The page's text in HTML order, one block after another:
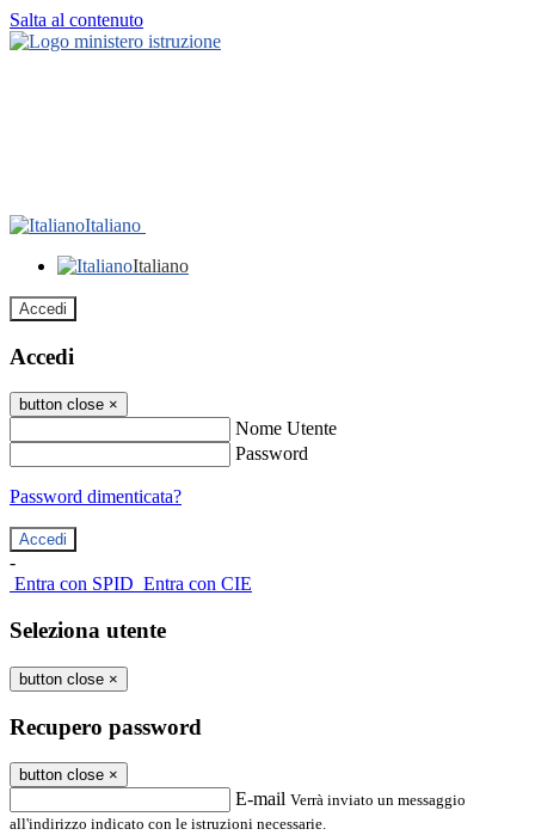
Salta al contenuto
Italiano
Italiano
Accedi
Accedi
button close ×
Nome Utente
Password
Password dimenticata?
-
Entra con SPID Entra con CIE
Seleziona utente
button close ×
Recupero password
button close ×
E-mail Verrà inviato un messaggio
all'indirizzo indicato con le istruzioni necessarie.